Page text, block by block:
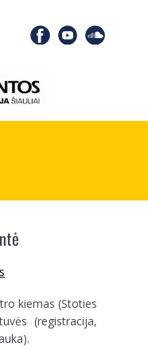
kiemas (Stoties
(registracija,